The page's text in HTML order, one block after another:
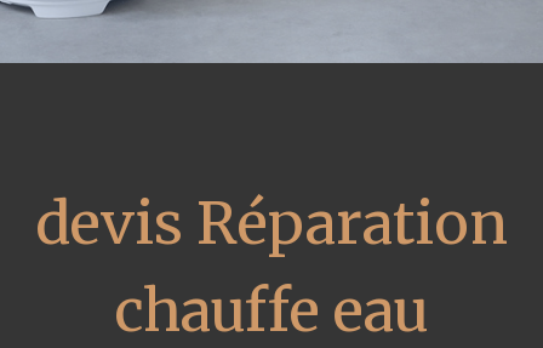
devis Réparation
chauffe eau